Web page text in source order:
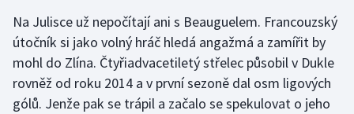
Parasport
Plavání
Na Julisce už nepočítají ani s Beauguelem. Francouzský
útočník si jako volný hráč hledá angažmá a zamířit by
mohl do Zlína. Čtyřiadvacetiletý střelec působil v Dukle
rovněž od roku 2014 a v první sezoně dal osm ligových
gólů. Jenže pak se trápil a začalo se spekulovat o jeho